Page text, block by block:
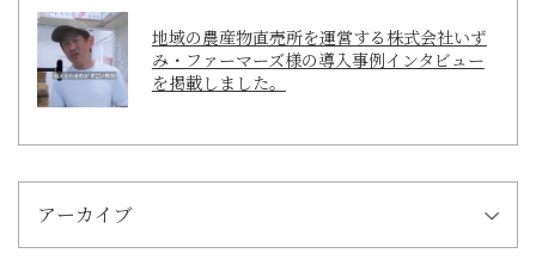
地域の農産物直売所を運営する株式会社いず
み・ファーマーズ様の導入事例インタビュー
を掲載しました。
アーカイブ